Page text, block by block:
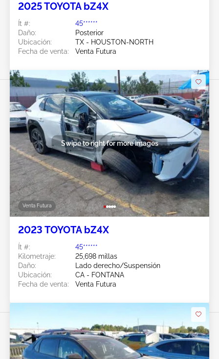
2025 TOYOTA bZ4X
Ít #:
45******
Daño:
Posterior
Ubicación:
TX - HOUSTON-NORTH
Fecha de venta:
Venta Futura
Venta Futura
Swipe to right for more images
2023 TOYOTA bZ4X
Ít #:
45******
Kilometraje:
25,698 millas
Daño:
Lado derecho/Suspensión
Ubicación:
CA - FONTANA
Fecha de venta:
Venta Futura